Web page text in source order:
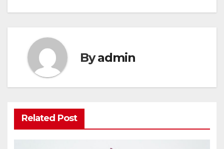
Byadmin
Related Post